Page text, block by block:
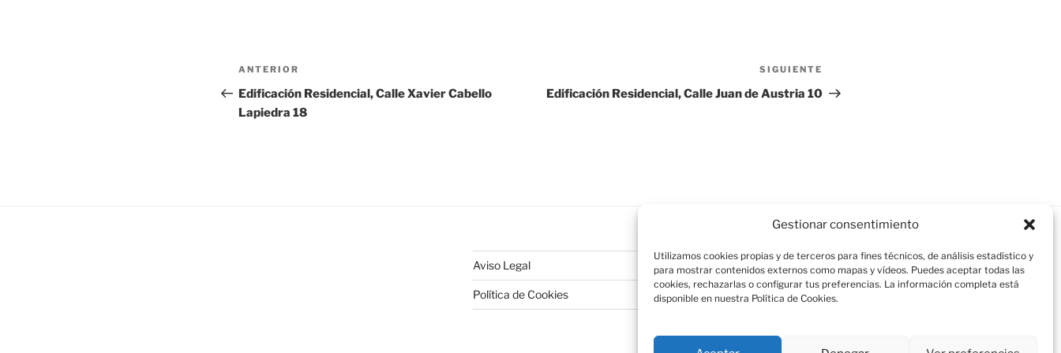
Gestionar consentimiento
Utilizamos cookies propias y de terceros para fines técnicos, de análisis estadístico y
para mostrar contenidos externos como mapas y vídeos. Puedes aceptar todas las
cookies, rechazarlas o configurar tus preferencias. La información completa está
disponible en nuestra Política de Cookies.
Navegación
de
entradas
Entrada
anterior:
ANTERIOR
Edificación Residencial, Calle Xavier Cabello
Lapiedra 18
entrada
SIGUIENTE
Edificación Residencial, Calle Juan de Austria 10
Aviso Legal
Política de Cookies